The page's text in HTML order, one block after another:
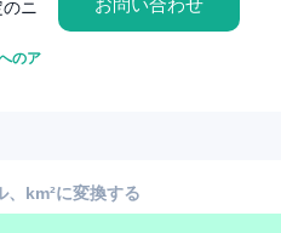
ニ
のア
お問い合わせ
、km²に変換する